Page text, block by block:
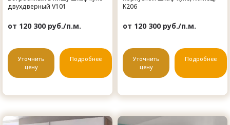
двухдверный V101
от 120 300 руб./п.м.
Уточнить
цену
Подробнее
K206
от 120 300 руб./п.м.
Уточнить
цену
Подробнее